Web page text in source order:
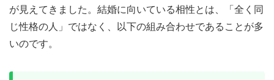
が見えてきました。結婚に向いている相性とは、「全く同
じ性格の人」ではなく、以下の組み合わせであることが多
いのです。